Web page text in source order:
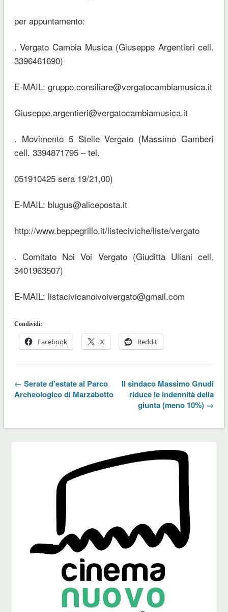
per appuntamento:
. Vergato Cambia Musica (Giuseppe Argentieri cell.
3396461690)
E-MAIL: gruppo.consiliare@vergatocambiamusica.it
Giuseppe.argentieri@vergatocambiamusica.it
. Movimento 5 Stelle Vergato (Massimo Gamberi
cell. 3394871795 – tel.
051910425 sera 19/21,00)
E-MAIL: blugus@aliceposta.it
http://www.beppegrillo.it/listeciviche/liste/vergato
. Comitato Noi Voi Vergato (Giuditta Uliani cell.
3401963507)
E-MAIL: listacivicanoivoivergato@gmail.com
Condividi:
Facebook X Reddit
← Serate d’estate al Parco
Archeologico di Marzabotto
Il sindaco Massimo Gnudi
riduce le indennità della
giunta (meno 10%) →